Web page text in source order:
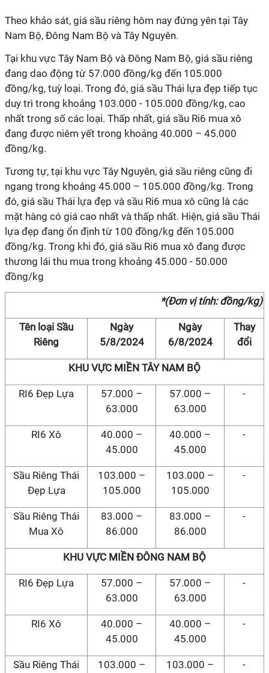
Theo khảo sát, giá sầu riêng hôm nay đứng yên tại Tây
Nam Bộ, Đông Nam Bộ và Tây Nguyên.
Tại khu vực Tây Nam Bộ và Đông Nam Bộ, giá sầu riêng
đang dao động từ 57.000 đồng/kg đến 105.000
đồng/kg, tuỳ loại. Trong đó, giá sầu Thái lựa đẹp tiếp tục
duy trì trong khoảng 103.000 - 105.000 đồng/kg, cao
nhất trong số các loại. Thấp nhất, giá sầu Ri6 mua xô
đang được niêm yết trong khoảng 40.000 – 45.000
đồng/kg.
Tương tự, tại khu vực Tây Nguyên, giá sầu riêng cũng đi
ngang trong khoảng 45.000 – 105.000 đồng/kg. Trong
đó, giá sầu Thái lựa đẹp và sầu Ri6 mua xô cũng là các
mặt hàng có giá cao nhất và thấp nhất. Hiện, giá sầu Thái
lựa đẹp đang ổn định từ 100 đồng/kg đến 105.000
đồng/kg. Trong khi đó, giá sầu Ri6 mua xô đang được
thương lái thu mua trong khoảng 45.000 - 50.000
đồng/kg
*(Đơn vị tính: đồng/kg)
Tên loại Sầu
Riêng
Ngày
5/8/2024
Ngày
6/8/2024
Thay
đổi
KHU VỰC MIỀN TÂY NAM BỘ
RI6 Đẹp Lựa
57.000 –
63.000
57.000 –
63.000
-
RI6 Xô
40.000 –
45.000
40.000 –
45.000
-
Sầu Riêng Thái
Đẹp Lựa
103.000 –
105.000
103.000 –
105.000
-
Sầu Riêng Thái
Mua Xô
83.000 –
86.000
83.000 –
86.000
-
KHU VỰC MIỀN ĐÔNG NAM BỘ
RI6 Đẹp Lựa
57.000 –
63.000
57.000 –
63.000
-
RI6 Xô
40.000 –
45.000
40.000 –
45.000
-
Sầu Riêng Thái
103.000 –
103.000 –
-